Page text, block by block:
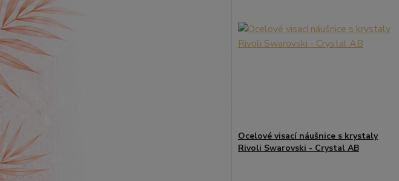
Ocelové visací náušnice s krystaly
Rivoli Swarovski - Crystal AB